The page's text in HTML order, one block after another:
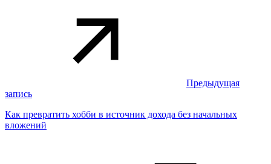
Предыдущая
запись
Как превратить хобби в источник дохода без начальных
вложений